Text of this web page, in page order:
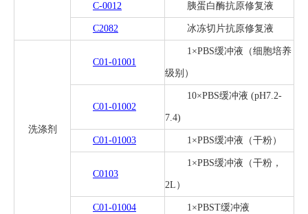
C-0012 胰蛋白酶抗原修复液
C2082 冰冻切片抗原修复液
洗涤剂
C01-01001
1×PBS缓冲液（细胞培养
级别）
C01-01002
10×PBS缓冲液 (pH7.2-
7.4)
C01-01003 1×PBS缓冲液（干粉）
C0103
1×PBS缓冲液（干粉，
2L）
C01-01004 1×PBST缓冲液